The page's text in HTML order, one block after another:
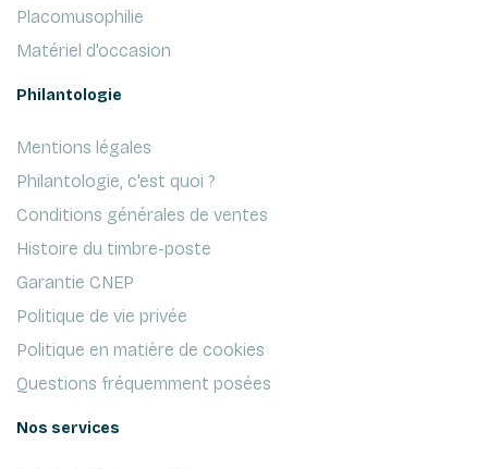
Placomusophilie
Matériel d'occasion
Philantologie
Mentions légales
Philantologie, c'est quoi ?
Conditions générales de ventes
Histoire du timbre-poste
Garantie CNEP
Politique de vie privée
Politique en matière de cookies
Questions fréquemment posées
Nos services